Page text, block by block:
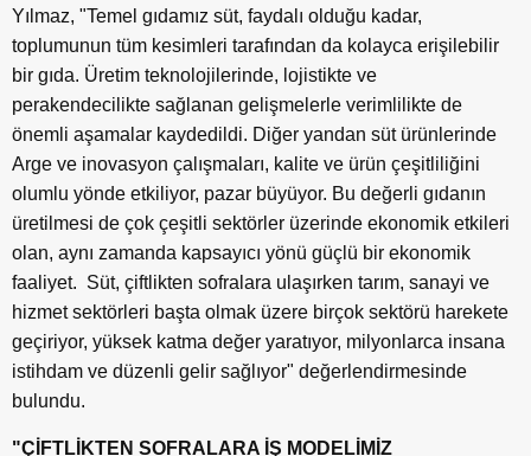
Yılmaz, "Temel gıdamız süt, faydalı olduğu kadar,
toplumunun tüm kesimleri tarafından da kolayca erişilebilir
bir gıda. Üretim teknolojilerinde, lojistikte ve
perakendecilikte sağlanan gelişmelerle verimlilikte de
önemli aşamalar kaydedildi. Diğer yandan süt ürünlerinde
Arge ve inovasyon çalışmaları, kalite ve ürün çeşitliliğini
olumlu yönde etkiliyor, pazar büyüyor. Bu değerli gıdanın
üretilmesi de çok çeşitli sektörler üzerinde ekonomik etkileri
olan, aynı zamanda kapsayıcı yönü güçlü bir ekonomik
faaliyet. Süt, çiftlikten sofralara ulaşırken tarım, sanayi ve
hizmet sektörleri başta olmak üzere birçok sektörü harekete
geçiriyor, yüksek katma değer yaratıyor, milyonlarca insana
istihdam ve düzenli gelir sağlıyor" değerlendirmesinde
bulundu.
"ÇİFTLİKTEN SOFRALARA İŞ MODELİMİZ